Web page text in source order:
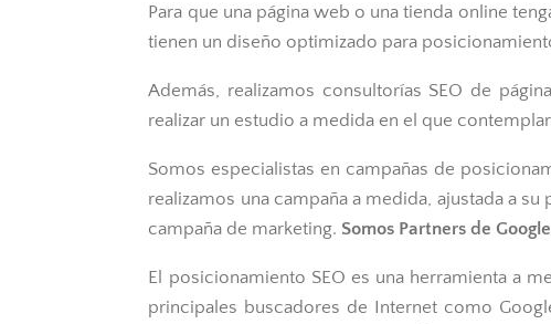
Para que una página web o una tienda online
tienen un diseño optimizado para
Además, realizamos consultorías SEO de
realizar un estudio a medida en el que
Somos especialistas en campañas de
realizamos una campaña a medida, ajustada a
campaña de marketing. Somos Partners de
El posicionamiento SEO es una herramienta a
principales buscadores de Internet como